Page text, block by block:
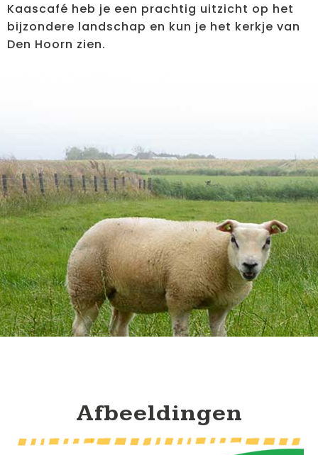
Kaascafé heb je een prachtig uitzicht op het
bijzondere landschap en kun je het kerkje van
Den Hoorn zien.
Afbeeldingen